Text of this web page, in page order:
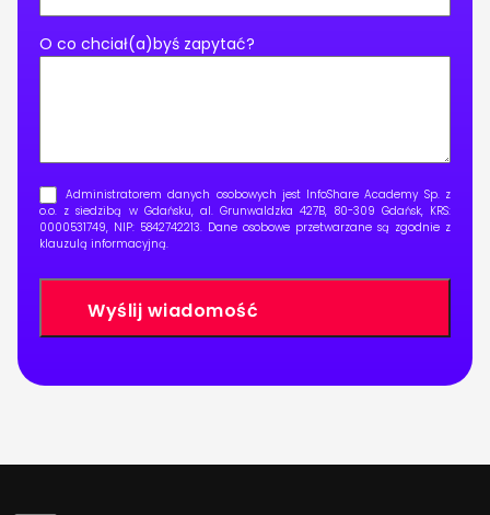
O co chciał(a)byś zapytać?
Administratorem danych osobowych jest InfoShare Academy Sp. z
o.o. z siedzibą w Gdańsku, al. Grunwaldzka 427B, 80-309 Gdańsk, KRS:
0000531749, NIP: 5842742213. Dane osobowe przetwarzane są zgodnie z
klauzulą informacyjną.